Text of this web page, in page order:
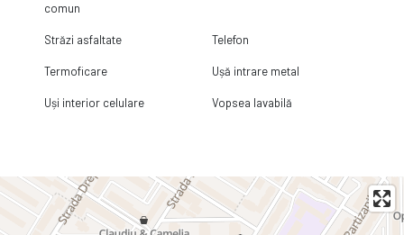
comun
Străzi asfaltate Telefon
Termoficare Ușă intrare metal
Uși interior celulare Vopsea lavabilă